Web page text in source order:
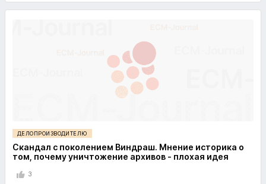
ДЕЛОПРОИЗВОДИТЕЛЮ
Скандал с поколением Виндраш. Мнение историка о
том, почему уничтожение архивов - плохая идея
3